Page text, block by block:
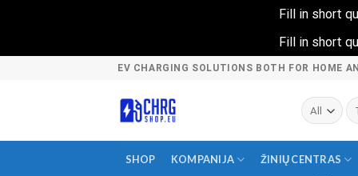
Fill in short
Fill in short
EV CHARGING SOLUTIONS BOTH FOR HOME
SHOP KOMPANIJA ŽINIŲ CENTRAS